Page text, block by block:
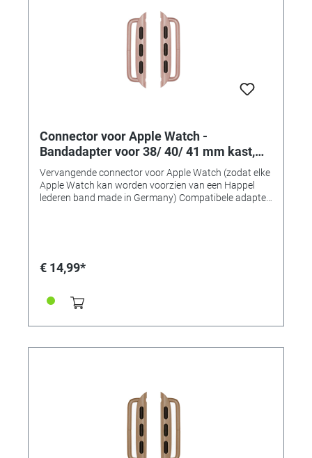
Connector voor Apple Watch -
Bandadapter voor 38/ 40/ 41 mm kast,
aanzetbreedte 22 mm, gold aluminium
(rosé)
Vervangende connector voor Apple Watch (zodat elke
Apple Watch kan worden voorzien van een Happel
lederen band made in Germany) Compatibele adapter
• Bandadapter voor 38/40/41mm-kasten •
aanzetbreedte van 22 mm • Kleur: gold aluminium
(rosé) • Inhoud: 1 paar (2 stuks)
€ 14,99*